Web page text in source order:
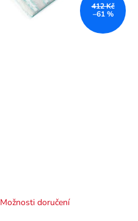
412 Kč
–61 %
Možnosti doručení